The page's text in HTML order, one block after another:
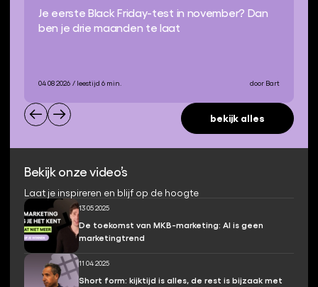
Je eerste Black Friday-test in november? Dan
ben je drie maanden te laat
04 08 2026 / leestijd 6 min. door Bart
bekijk alles
Bekijk onze video’s
Laat je inspireren en blijf op de hoogte
13 05 2025
De toekomst van MKB-marketing: AI is geen
marketingtrend
11 04 2025
Short form: kijktijd is alles, de rest is bijzaak met